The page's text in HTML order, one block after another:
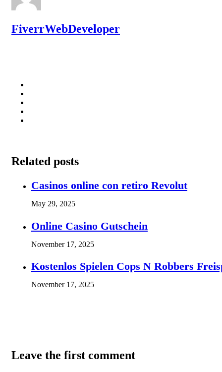
FiverrWebDeveloper
Related posts
Casinos online con retiro Revolut
May 29, 2025
Online Casino Gutschein
November 17, 2025
Kostenlos Spielen Cops N Robbers
November 17, 2025
Leave the first comment